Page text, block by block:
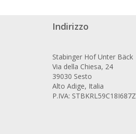
Indirizzo
Stabinger Hof Unter Bäck
Via della Chiesa, 24
39030 Sesto
Alto Adige, Italia
P.IVA: STBKRL59C18I687Z